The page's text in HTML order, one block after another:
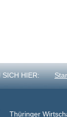
SICH HIER:
Thüringer